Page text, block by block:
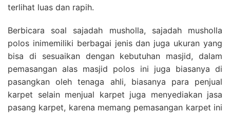
terlihat luas dan rapih.
Berbicara soal sajadah musholla, sajadah musholla
polos inimemiliki berbagai jenis dan juga ukuran yang
bisa di sesuaikan dengan kebutuhan masjid, dalam
pemasangan alas masjid polos ini juga biasanya di
pasangkan oleh tenaga ahli, biasanya para penjual
karpet selain menjual karpet juga menyediakan jasa
pasang karpet, karena memang pemasangan karpet ini